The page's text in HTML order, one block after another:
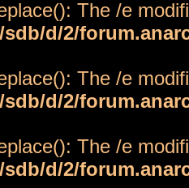
The /e
sdb/d/2/
The /e
sdb/d/2/
The /e
sdb/d/2/